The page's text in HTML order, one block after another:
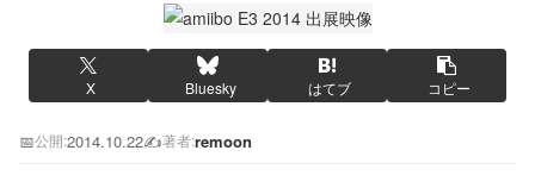
X Bluesky はてブ コピー
📅公開:2014.10.22✍️著者:remoon